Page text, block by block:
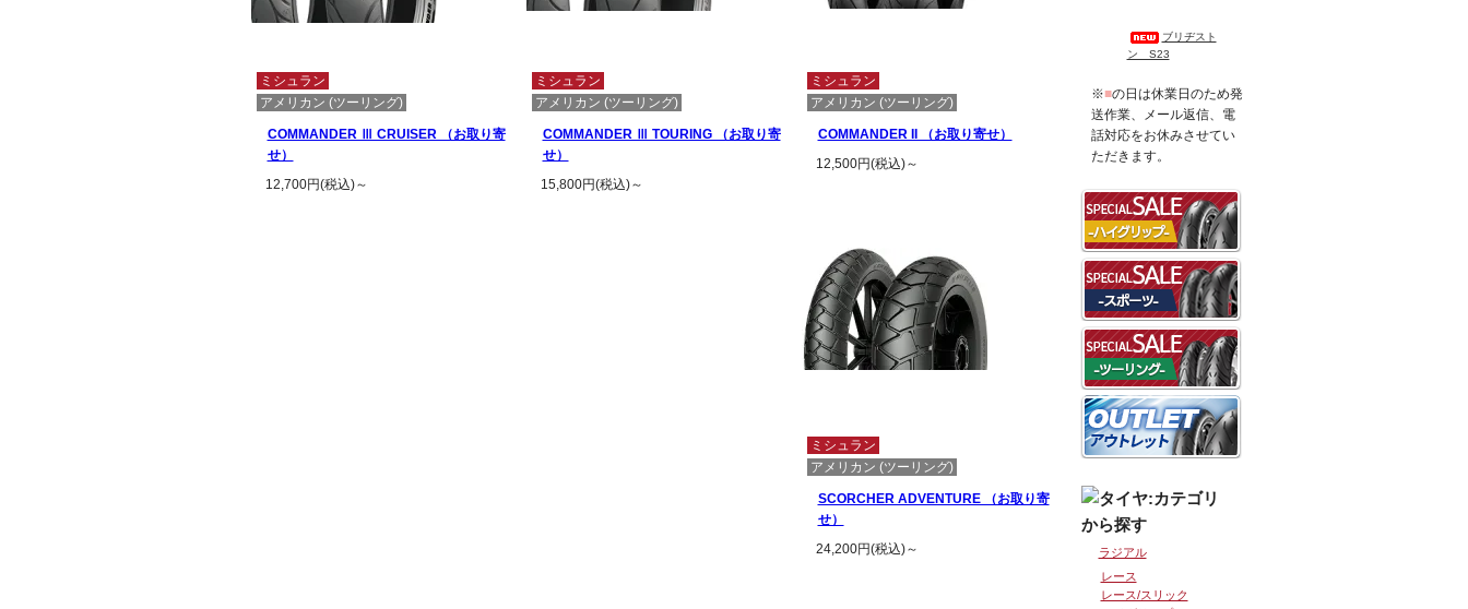
ミシュラン
アメリカン (ツーリング)
COMMANDER Ⅲ CRUISER （お取り寄
せ）
12,700円(税込)～
ミシュラン
アメリカン (ツーリング)
COMMANDER Ⅲ TOURING （お取り寄
せ）
15,800円(税込)～
ミシュラン
アメリカン (ツーリング)
COMMANDER II （お取り寄せ）
12,500円(税込)～
ミシュラン
アメリカン (ツーリング)
SCORCHER ADVENTURE （お取り寄
せ）
24,200円(税込)～
ブリヂスト
ン S23
※■の日は休業日のため発
送作業、メール返信、電
話対応をお休みさせてい
ただきます。
ラジアル
レース
レース/スリック